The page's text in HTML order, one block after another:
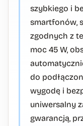
szybkiego i
smartfonów,
zgodnych z
moc 45 W,
do
wygodę i
uniwersalny
gwarancją,